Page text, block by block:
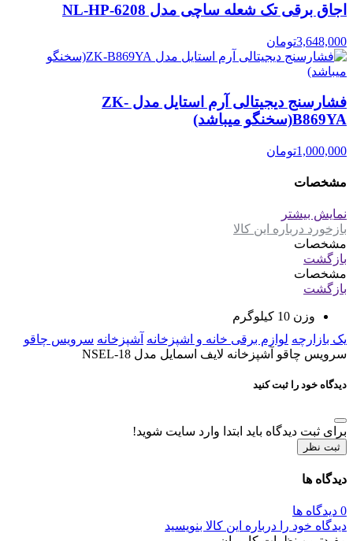
اجاق برقی تک شعله ساچی مدل NL-HP-6208
3,648,000تومان
فشارسنج دیجیتالی آرم استایل مدل ZK-
B869YA(سخنگو میباشد)
1,000,000تومان
مشخصات
نمایش بیشتر
بازخورد درباره این کالا
مشخصات
بازگشت
مشخصات
بازگشت
وزن 10 کیلوگرم
یک بازارچه لوازم برقی خانه و اشپزخانه آشپزخانه سرویس چاقو
سرویس چاقو آشپزخانه لایف اسمایل مدل NSEL-18
دیدگاه خود را ثبت کنید
برای ثبت دیدگاه باید ابتدا وارد سایت شوید!
ثبت نظر
دیدگاه ها
0 دیدگاه ها
دیدگاه خود را درباره این کالا بنویسید